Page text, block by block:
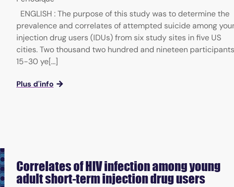
ENGLISH : The purpose of this study was to determine the
prevalence and correlates of attempted suicide among
injection drug users (IDUs) from six study sites in five US
cities. Two thousand two hundred and nineteen participants
15-30 ye[...]
Plus d'info
Correlates of HIV infection among young
adult short-term injection drug users